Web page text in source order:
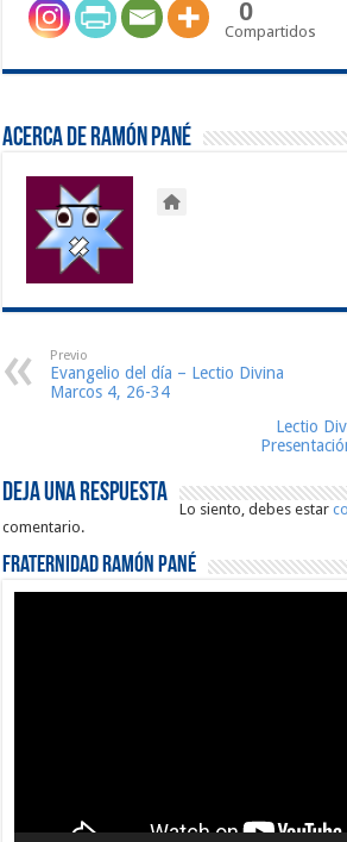
0
Compartidos
Acerca de Ramón Pané
Previo
Evangelio del día – Lectio Divina
Marcos 4, 26-34
Lectio
Deja una respuesta
Lo siento, debes estar
comentario.
Fraternidad Ramón Pané